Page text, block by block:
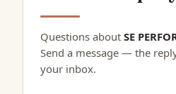
Questions about SE
Send a message — the
your inbox.